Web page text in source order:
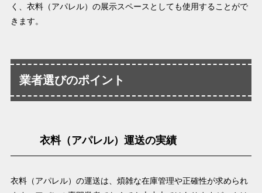
く、衣料（アパレル）の展示スペースとしても使用することがで
きます。
業者選びのポイント
衣料（アパレル）運送の実績
衣料（アパレル）の運送は、煩雑な在庫管理や正確性が求められ